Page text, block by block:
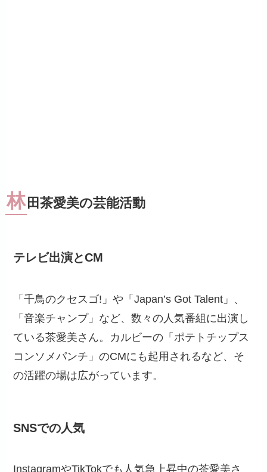
林 田茶愛美の芸能活動
テレビ出演とCM
「千鳥のクセスゴ!」や「Japan’s Got Talent」、
「音楽チャンプ」など、数々の人気番組に出演し
ている茶愛美さん。カルビーの「ポテトチップス
コンソメパンチ」のCMにも起用されるなど、そ
の活躍の場は広がっています。
SNSでの人気
InstagramやTikTokでも人気急上昇中の茶愛美さ